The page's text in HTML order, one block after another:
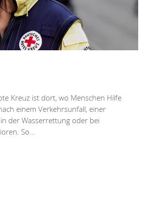
Kreuz ist dort, wo Menschen Hilfe
einem Verkehrsunfall, einer
der Wasserrettung oder bei
So...